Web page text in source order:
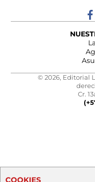
© 2026, Editorial
Cr.
COOKIES